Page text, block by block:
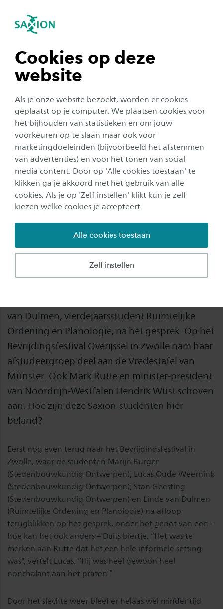
Cookies op deze
website
Als je onze website bezoekt, worden er cookies
geplaatst op je computer. We plaatsen cookies voor
het bijhouden van statistieken en om jouw
voorkeuren op te slaan maar ook voor
marketingdoeleinden (bijvoorbeeld het afstemmen
van advertenties) en voor het tonen van social
media content. Door op 'Alle cookies toestaan' te
klikken ga je akkoord met het gebruik van alle
cookies. Als je op 'Zelf instellen' klikt kun je zelf
kiezen welke cookies je accepteert.
Zelf instellen
Alle cookies toestaan
Navigatie openen
tonen
tonen
tonen
tonen
sluiten
Studentenleven
Saxion-studenten op
Bevrijdingsfestival Overijssel
in gesprek met Rutte over de
kracht van de grensregio
Auteur:
Max Nab
Publicatiedatum:
8 mei 2023 Leestijd: Minuten
“Ik heb gezegd dat de grens voor mij als een
zachte grens voelt. Dat in de regio waar ik ben
opgegroeid een dialect wordt gesproken dat
van Dulmen, vierdejaarsstudent Ruimtelijke
Ordening en Planologie, na het gesprek. Op het
Bevrijdingsfestival Overijssel in Zwolle nam haar
afstudeergroep deel aan de Vredestafel van
Münster. Ook Mark Rutte en minister-president
van Noordrijn-Westfalen Hendrik Wüst schoven
aan. Hoe zijn deze Saxion-studenten hier
beland?
Eerst nog even terug naar het Bevrijdingsfestival in
Zwolle, waar de studenten Marijn Burger
(Stedenbouwkundig Ontwerpen), Lucas Oude Weernink
(Stedenbouwkundig Ontwerpen), Stan Geesting
(Stedenbouwkundig Ontwerpen) en Linde van Dulmen
(Ruimtelijke Ordening en Planologie) na afloop
terugblikken op het gesprek, onder het genot van een –
hoe kan het ook anders – Duits biertje. “Het was te
merken aan Rutte dat het een hele informele setting
was”, vertelt Lucas. “Hij was heel gewoon heel
nonchalant aan het praten.”
Door het slechte weer bleef er helaas wel minder tijd